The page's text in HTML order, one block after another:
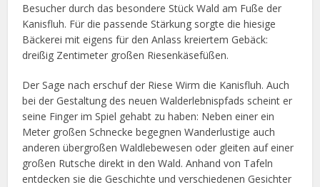
Besucher durch das besondere Stück Wald am Fuße der
Kanisfluh. Für die passende Stärkung sorgte die hiesige
Bäckerei mit eigens für den Anlass kreiertem Gebäck:
dreißig Zentimeter großen Riesenkäsefüßen.
Der Sage nach erschuf der Riese Wirm die Kanisfluh. Auch
bei der Gestaltung des neuen Walderlebnispfads scheint er
seine Finger im Spiel gehabt zu haben: Neben einer ein
Meter großen Schnecke begegnen Wanderlustige auch
anderen übergroßen Waldlebewesen oder gleiten auf einer
großen Rutsche direkt in den Wald. Anhand von Tafeln
entdecken sie die Geschichte und verschiedenen Gesichter